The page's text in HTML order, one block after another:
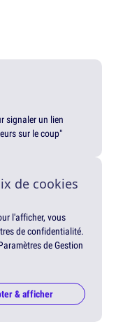
signaler un lien
sur le coup"
de cookies
l'afficher, vous
de confidentialité.
de Gestion
& afficher